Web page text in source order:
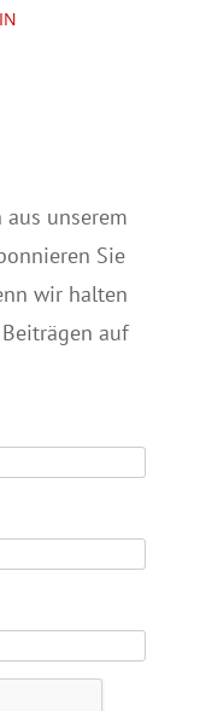
unserem
Sie
wir halten
auf